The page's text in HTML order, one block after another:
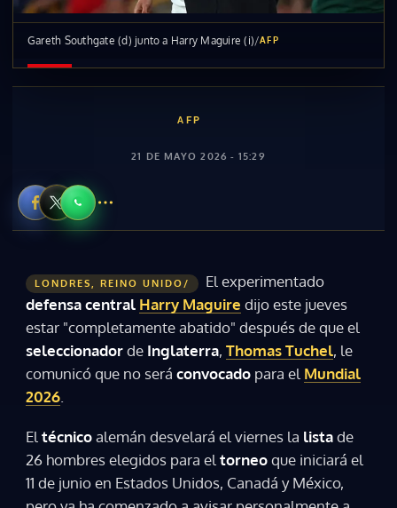
Gareth Southgate (d) junto a Harry Maguire (i)/AFP
AFP
21 DE MAYO 2026 - 15:29
LONDRES, REINO UNIDO/
El experimentado
defensa central Harry Maguire dijo este jueves
estar "completamente abatido" después de que el
seleccionadorde Inglaterra, Thomas Tuchel, le
comunicó que no será convocado para el Mundial
2026
El técnicoalemán desvelará el viernes la listade
26 hombres elegidos para el torneoque iniciará el
11 de junio en Estados Unidos, Canadá y México,